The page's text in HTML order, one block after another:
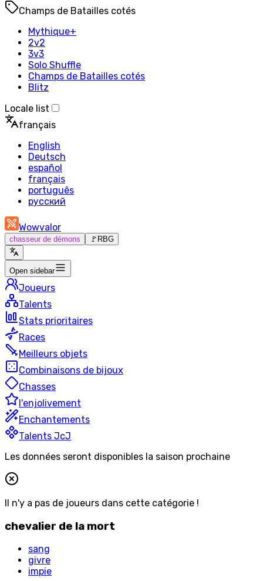
Champs de Batailles cotés
Mythique+
2v2
3v3
Solo Shuffle
Champs de Batailles cotés
Blitz
Locale list
français
English
Deutsch
español
français
português
русский
Wowvalor
chasseur de démons 🚩 RBG
Open sidebar
Joueurs
Talents
Stats prioritaires
Races
Meilleurs objets
Combinaisons de bijoux
Chasses
l'enjolivement
Enchantements
Talents JcJ
Les données seront disponibles la saison prochaine
Il n'y a pas de joueurs dans cette catégorie !
chevalier de la mort
sang
givre
impie